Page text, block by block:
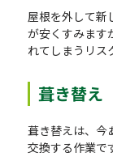
屋根を外して新
が安くすみます
れてしまうリス
葺き替え
葺き替えは、今
交換する作業で